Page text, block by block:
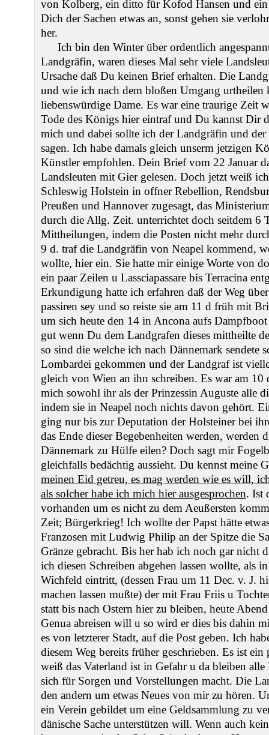
von Kolberg, ein ditto für Kofod Hansen und
Dich der Sachen etwas an, sonst gehen sie
her.
Ich bin den Winter über ordentlich
Landgräfin, waren dieses Mal sehr viele
Ursache daß Du keinen Brief erhalten. Die
und wie ich nach dem bloßen Umgang urtheilen
liebenswürdige Dame. Es war eine traurige Zeit
Tode des Königs hier eintraf und Du kannst Dir
mich und dabei sollte ich der Landgräfin und
sagen. Ich habe damals gleich unserm jetzigen
Künstler empfohlen. Dein Brief vom 22 Januar
Landsleuten mit Gier gelesen. Doch jetzt weiß
Schleswig Holstein in offner Rebellion,
Preußen und Hannover zugesagt, das
durch die Allg. Zeit. unterrichtet doch seitdem 6
Mittheilungen, indem die Posten nicht mehr
9 d. traf die Landgräfin von Neapel kommend,
wollte, hier ein. Sie hatte mir einige Worte von
ein paar Zeilen u Lassciapassare bis Terracina
Erkundigung hatte ich erfahren daß der Weg
passiren sey und so reiste sie am 11 d früh mit
um sich heute den 14 in Ancona aufs
gut wenn Du dem Landgrafen dieses mittheilte
so sind die welche ich nach Dännemark sendete
Lombardei gekommen und der Landgraf ist
gleich von Wien an ihn schreiben. Es war am 10
mich sowohl ihr als der Prinzessin Auguste alle
indem sie in Neapel noch nichts davon gehört.
ging nur bis zur Deputation der Holsteiner bei
das Ende dieser Begebenheiten werden, werden
Dännemark zu Hülfe eilen? Doch sagt mir
gleichfalls bedächtig aussieht. Du kennst meine
meinen Eid getreu, es mag werden wie es will,
als solcher habe ich mich hier ausgesprochen. Ist
vorhanden um es nicht zu dem Aeußersten
Zeit; Bürgerkrieg! Ich wollte der Papst hätte
Franzosen mit Ludwig Philip an der Spitze die
Gränze gebracht. Bis her hab ich noch gar nicht
ich diesen Schreiben abgehen lassen wollte, als
Wichfeld eintritt, (dessen Frau um 11 Dec. v. J.
machen lassen mußte) der mit Frau Friis u
statt bis nach Ostern hier zu bleiben, heute
Genua abreisen will u so wird er dies bis dahin
es von letzterer Stadt, auf die Post geben. Ich
diesem Weg bereits früher geschrieben. Es ist
weiß das Vaterland ist in Gefahr u da bleiben alle
sich für Sorgen und Vorstellungen macht. Die
den andern um etwas Neues von mir zu hören.
ein Verein gebildet um eine Geldsammlung zu
dänische Sache unterstützen will. Wenn auch